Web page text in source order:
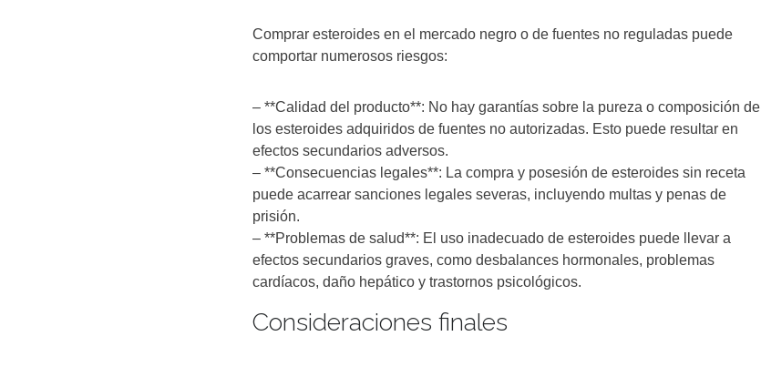
Comprar esteroides en el mercado negro o de fuentes no reguladas puede
comportar numerosos riesgos:
– **Calidad del producto**: No hay garantías sobre la pureza o composición de
los esteroides adquiridos de fuentes no autorizadas. Esto puede resultar en
efectos secundarios adversos.
– **Consecuencias legales**: La compra y posesión de esteroides sin receta
puede acarrear sanciones legales severas, incluyendo multas y penas de
prisión.
– **Problemas de salud**: El uso inadecuado de esteroides puede llevar a
efectos secundarios graves, como desbalances hormonales, problemas
cardíacos, daño hepático y trastornos psicológicos.
Consideraciones finales